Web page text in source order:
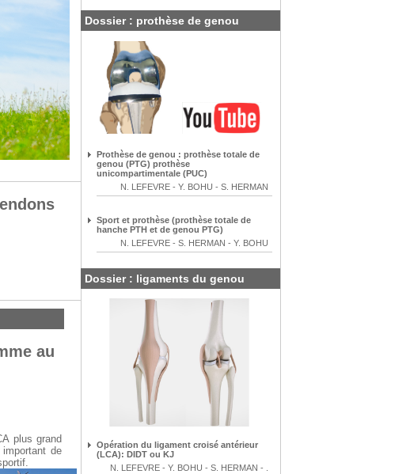
au
plus grand
de
Dossier : prothèse de genou
Prothèse de genou : prothèse totale de
genou (PTG) prothèse
unicompartimentale (PUC)
N. LEFEVRE - Y. BOHU - S. HERMAN
Sport et prothèse (prothèse totale de
hanche PTH et de genou PTG)
N. LEFEVRE - S. HERMAN - Y. BOHU
Dossier : ligaments du genou
Opération du ligament croisé antérieur
(LCA): DIDT ou KJ
N. LEFEVRE - Y. BOHU - S. HERMAN -